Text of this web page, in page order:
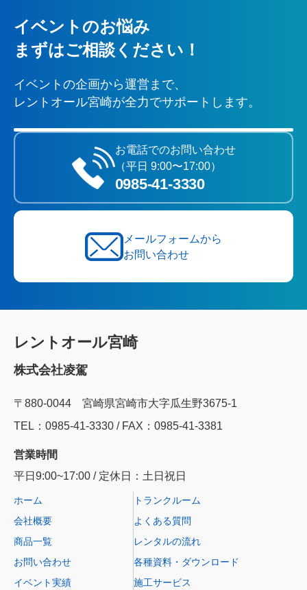
イベントのお悩み
まずはご相談ください！
イベントの企画から運営まで、
レントオール宮崎が全力でサポートします。
お電話でのお問い合わせ
（平日 9:00〜17:00）
0985‐41‐3330
メールフォームから
お問い合わせ
レントオール宮崎
株式会社凌駕
〒880-0044 宮崎県宮崎市大字瓜生野3675-1
TEL：0985‐41‐3330 / FAX：0985-41-3381
営業時間
平日9:00~17:00 / 定休日：土日祝日
ホーム
会社概要
商品一覧
お問い合わせ
イベント実績
トランクルーム
よくある質問
レンタルの流れ
各種資料・ダウンロード
施工サービス